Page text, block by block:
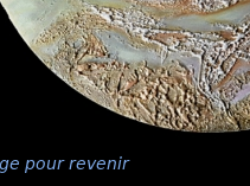
pour revenir